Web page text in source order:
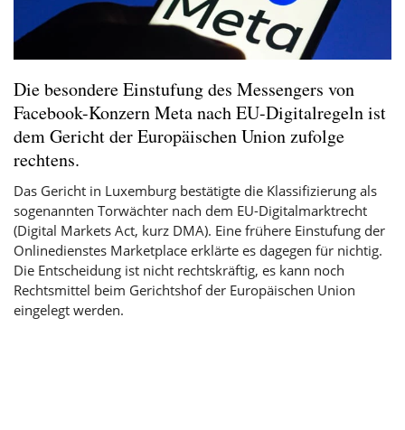
Die besondere Einstufung des Messengers von
Facebook-Konzern Meta nach EU-Digitalregeln ist
dem Gericht der Europäischen Union zufolge
rechtens.
Das Gericht in Luxemburg bestätigte die Klassifizierung als
sogenannten Torwächter nach dem EU-Digitalmarktrecht
(Digital Markets Act, kurz DMA). Eine frühere Einstufung der
Onlinedienstes Marketplace erklärte es dagegen für nichtig.
Die Entscheidung ist nicht rechtskräftig, es kann noch
Rechtsmittel beim Gerichtshof der Europäischen Union
eingelegt werden.